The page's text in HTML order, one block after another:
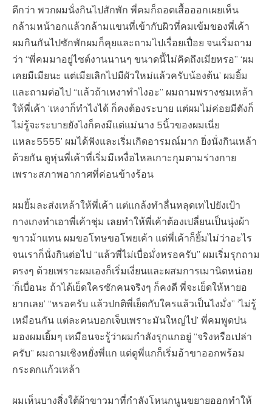
ดีกว่า พวกผมนั่งกินไปสักพัก พี่คมก็ถอดเสื้อออกเผยเห็น
กล้ามหน้าอกแล้วกล้ามแขนที่เข้ากับผิวที่คมเข้มของพี่เค้า
ผมกินกันไปซักพักผมก็คุยและถามไปเรื่อยเปื่อย จนเริ่มถาม
ว่า “พี่คมมาอยู่ไซต์งานนานๆ ขนาดนี้ไม่คิดถึงเมียหรอ” ‘ผม
เคยมีเมียนะ แต่เมียเลิกไปมีผัวใหม่แล้วครับน้องต้น’ ผมยิ้ม
และถามต่อไป “แล้วถ้าเหงาทำไงอะ” ผมถามพรางชมเหล้า
ให้พี่เค้า ‘เหงาก็ทำไงได้ ก็คงต้องระบาย แต่ผมไม่ค่อยมีตังก็
ไม่รู้จะระบายยังไงก็คงมีแต่แม่นาง 5นิ้วของผมเนี่ย
แหละ5555’ ผมได้ฟังและเริ่มเกิดอารมณ์มาก ยิ่งนั่งกินเหล้า
ด้วยกัน ดูหุ่นพี่เค้าที่เริ่มมีเหงื่อไหลเกาะกุมตามร่างกาย
เพราะสภาพอากาศที่ค่อนข้างร้อน
ผมยิ้มละส่งเหล้าให้พี่เค้า แต่แกล้งทำลื่นหลุดเทไปยังเป้า
กางเกงทำเอาพี่เค้าชุ่ม เลยทำให้พี่เค้าต้องเปลี่ยนเป็นนุ่งผ้า
ขาวม้าแทน ผมขอโทษขอโพยเค้า แต่พี่เค้าก็ยิ้มไม่ว่าอะไร
จนเราก็นั่งกินต่อไป “แล้วพี่ไม่เบื่อมั่งหรอครับ” ผมเริ่มรุกถาม
ตรงๆ ด้วยเพราะผมเองก็เริ่มเงี่ยนและผสมการเมานิดหน่อย
‘ก็เบื่อนะ ถ้าได้เย็ดใครซักคนจริงๆ ก็คงดี พี่จะเย็ดให้หายอ
ยากเลย’ “หรอครับ แล้วปกติพี่เย็ดกับใครแล้วเป็นไงมั่ง” ‘ไม่รู้
เหมือนกัน แต่ละคนบอกเจ็บเพราะมันใหญ่ไป’ พี่คมพูดปน
มองผมเยิ้มๆ เหมือนจะรู้ว่าผมกำลังรุกแกอยู่ “จริงหรือเปล่า
ครับ” ผมถามเชิงหยั่งพี่แก แต่ดูพี่แกก็เริ่มอ้าขาออกพร้อม
กระดกแก้วเหล้า
ผมเห็นบางสิ่งใต้ผ้าขาวมาที่กำลังโหนกนูนขยายออกทำให้